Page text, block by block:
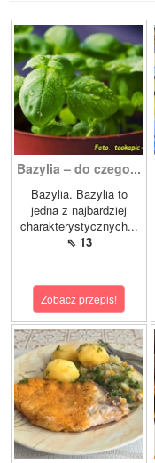
Bazylia – do czego...
Bazylia. Bazylia to
jedna z najbardziej
charakterystycznych...
⇖ 13
Zobacz przepis!